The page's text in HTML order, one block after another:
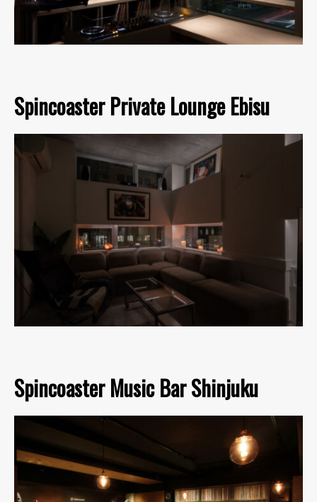
Spincoaster Private Lounge Ebisu
Spincoaster Music Bar Shinjuku